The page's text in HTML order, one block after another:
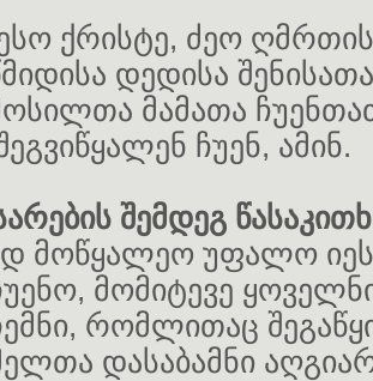
ქრისტე, ძეო
დედისა
მამათა
ჩუენ, ამინ.
შემდეგ
მოწყალეო უფალო
მომიტევე
რომლითაც
დასაბამნი